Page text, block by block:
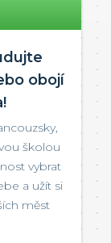
obojí
školou
vybrat
a užít si
měst